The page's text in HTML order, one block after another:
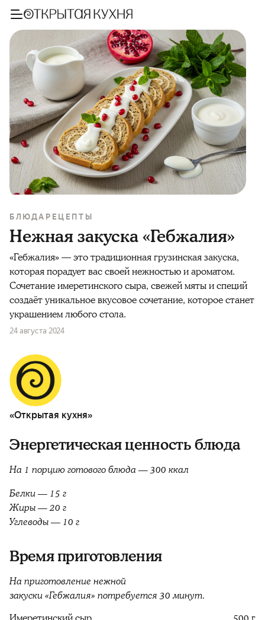
БЛЮДА РЕЦЕПТЫ
Нежная закуска «Гебжалия»
«Гебжалия» — это традиционная грузинская закуска,
которая порадует вас своей нежностью и ароматом.
Сочетание имеретинского сыра, свежей мяты и специй
создаёт уникальное вкусовое сочетание, которое станет
украшением любого стола.
24 августа 2024
«Открытая кухня»
Энергетическая ценность блюда
На 1 порцию готового блюда — 300 ккал
Белки — 15 г
Жиры — 20 г
Углеводы — 10 г
Время приготовления
На приготовление нежной
закуски «Гебжалия» потребуется 30 минут.